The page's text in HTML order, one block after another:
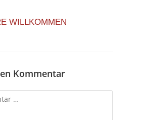
WILLKOMMEN
Kommentar